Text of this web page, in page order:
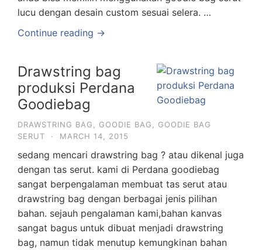
lucu dengan desain custom sesuai selera. …
Continue reading →
Drawstring bag
produksi Perdana
Goodiebag
DRAWSTRING BAG GOODIE BAG
GOODIE BAG
SERUT
· MARCH 14, 2015
sedang mencari drawstring bag ? atau dikenal juga
dengan tas serut. kami di Perdana goodiebag
sangat berpengalaman membuat tas serut atau
drawstring bag dengan berbagai jenis pilihan
bahan. sejauh pengalaman kami,bahan kanvas
sangat bagus untuk dibuat menjadi drawstring
bag, namun tidak menutup kemungkinan bahan